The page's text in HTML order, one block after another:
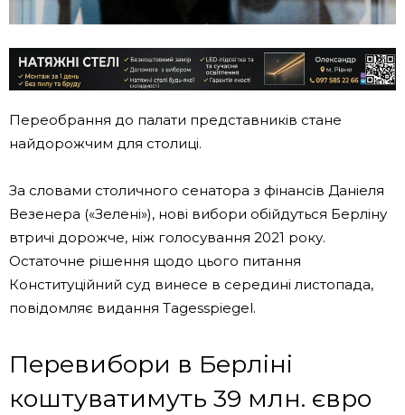
Переобрання до палати представників стане
найдорожчим для столиці.
За словами столичного сенатора з фінансів Даніеля
Везенера («Зелені»), нові вибори обійдуться Берліну
втричі дорожче, ніж голосування 2021 року.
Остаточне рішення щодо цього питання
Конституційний суд винесе в середині листопада,
повідомляє видання Tagesspiegel.
Перевибори в Берліні
коштуватимуть 39 млн. євро